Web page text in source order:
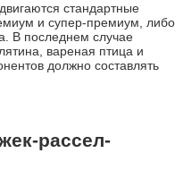
стандартные
и супер-премиум, либо
В последнем случае
вареная птица и
должно составлять
рассел-